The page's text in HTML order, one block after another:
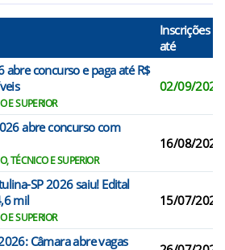
Inscrições
até
abre concurso e paga até R$
E SUPERIOR
02/09/2026
abre concurso com
TÉCNICO E SUPERIOR
16/08/2026
SP 2026 saiu! Edital
mil
E SUPERIOR
15/07/2026
Câmara abre vagas